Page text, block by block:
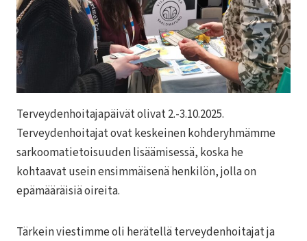
Terveydenhoitajapäivät olivat 2.-3.10.2025.
Terveydenhoitajat ovat keskeinen kohderyhmämme
sarkoomatietoisuuden lisäämisessä, koska he
kohtaavat usein ensimmäisenä henkilön, jolla on
epämääräisiä oireita.
Tärkein viestimme oli herätellä terveydenhoitajat ja